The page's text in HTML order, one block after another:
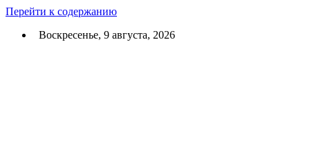
Перейти к содержанию
Воскресенье, 9 августа, 2026